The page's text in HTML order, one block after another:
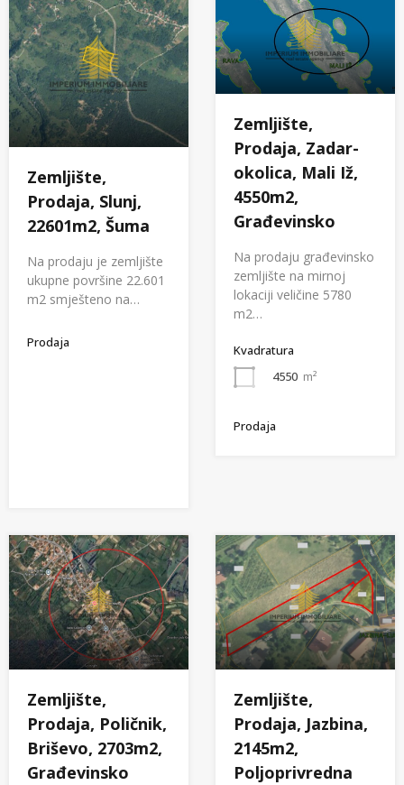
Zemljište,
Prodaja, Slunj,
22601m2, Šuma
Na prodaju je zemljište
ukupne površine 22.601
m2 smješteno na…
Prodaja
Zemljište,
Prodaja, Zadar-
okolica, Mali Iž,
4550m2,
Građevinsko
Na prodaju građevinsko
zemljište na mirnoj
lokaciji veličine 5780
m2…
Kvadratura
4550 m²
Prodaja
Zemljište,
Prodaja, Poličnik,
Briševo, 2703m2,
Građevinsko
Zemljište,
Prodaja, Jazbina,
2145m2,
Poljoprivredna